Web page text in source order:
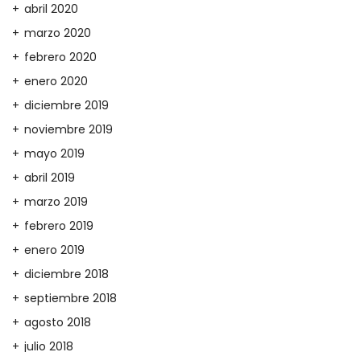
abril 2020
marzo 2020
febrero 2020
enero 2020
diciembre 2019
noviembre 2019
mayo 2019
abril 2019
marzo 2019
febrero 2019
enero 2019
diciembre 2018
septiembre 2018
agosto 2018
julio 2018